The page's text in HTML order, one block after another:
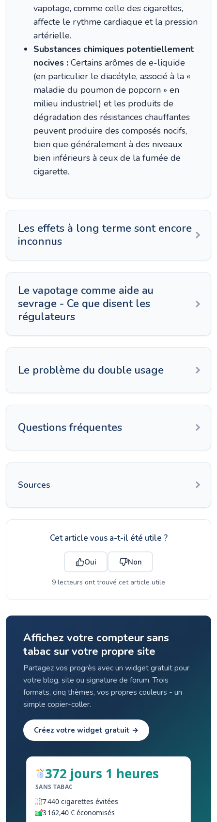
vapotage, comme celle des cigarettes,
affecte le rythme cardiaque et la pression
artérielle.
Substances chimiques potentiellement
nocives : Certains arômes de e-liquide
(en particulier le diacétyle, associé à la «
maladie du poumon de popcorn » en
milieu industriel) et les produits de
dégradation des résistances chauffantes
peuvent produire des composés nocifs,
bien que généralement à des niveaux
bien inférieurs à ceux de la fumée de
cigarette.
Les effets à long terme sont encore
inconnus
Le vapotage comme aide au
sevrage - Ce que disent les
régulateurs
Le problème du double usage
Questions fréquentes
Sources
Cet article vous a-t-il été utile ?
Oui Non
9 lecteurs ont trouvé cet article utile
Affichez votre compteur sans
tabac sur votre propre site
Partagez vos progrès avec un widget gratuit pour
votre blog, site ou signature de forum. Trois
formats, cinq thèmes, vos propres couleurs - un
simple copier-coller.
Créez votre widget gratuit →
372 jours 1 heures
SANS TABAC
7 440 cigarettes évitées
3 162,40 € économisés